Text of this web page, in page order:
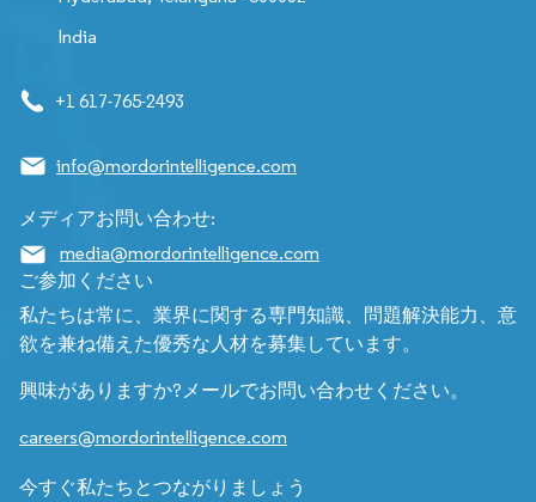
India
+1 617-765-2493
info@mordorintelligence.com
メディアお問い合わせ:
media@mordorintelligence.com
ご参加ください
私たちは常に、業界に関する専門知識、問題解決能力、意
欲を兼ね備えた優秀な人材を募集しています。
興味がありますか?メールでお問い合わせください。
careers@mordorintelligence.com
今すぐ私たちとつながりましょう